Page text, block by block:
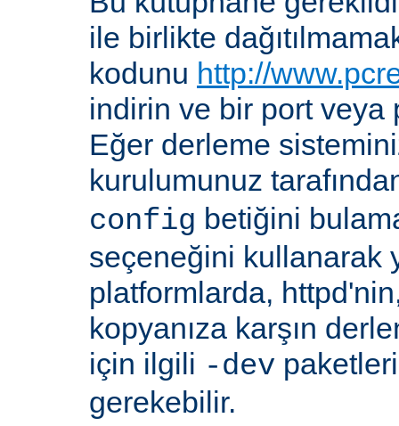
ile birlikte
kodunu http://
indirin ve bir port veya
Eğer derleme
kurulumunuz
config betiğini
seçeneğini kullanarak
platformlarda,
kopyanıza karşın
için ilgili -dev
gerekebilir.